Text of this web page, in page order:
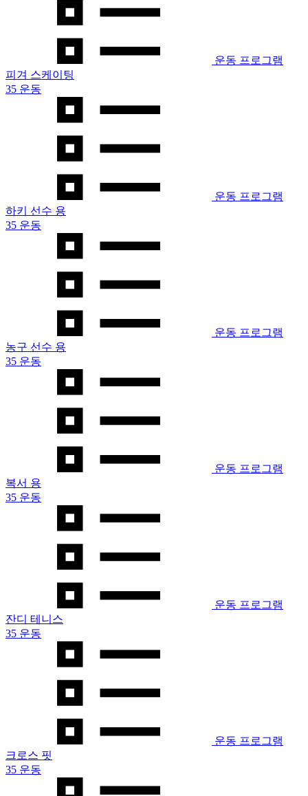
운동 프로그램
피겨 스케이팅
35 운동
운동 프로그램
하키 선수 용
35 운동
운동 프로그램
농구 선수 용
35 운동
운동 프로그램
복서 용
35 운동
운동 프로그램
잔디 테니스
35 운동
운동 프로그램
크로스 핏
35 운동